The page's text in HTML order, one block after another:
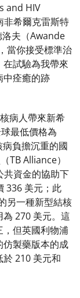
and HIV
希爾克雷斯特
洛夫（Awande
當你接受標準治
試驗為我帶來
中痊癒的跡
病人帶來新希
最低價格為
負擔沉重的國
TB Alliance）
資金的協助下
336 美元；此
另一種新型結核
270 美元。這
但英國利物浦
仿製藥版本的成
210 美元和